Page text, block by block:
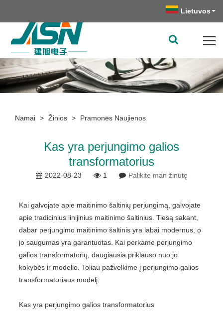
Lietuvos
Namai > Žinios > Pramonės Naujienos
Kas yra perjungimo galios
transformatorius
2022-08-23 1 Palikite man žinutę
Kai galvojate apie maitinimo šaltinių perjungimą, galvojate
apie tradicinius linijinius maitinimo šaltinius. Tiesą sakant,
dabar perjungimo maitinimo šaltinis yra labai modernus, o
jo saugumas yra garantuotas. Kai perkame perjungimo
galios transformatorių, daugiausia priklauso nuo jo
kokybės ir modelio. Toliau pažvelkime į perjungimo galios
transformatoriaus modelį.
Kas yra perjungimo galios transformatorius